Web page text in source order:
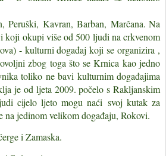
,Peruški, Kavran,Barban, Marčana. Na
koji okupi više od 500 ljudi na crkvenom
- kulturni događaj koji se organizira ,
zbog toga što se Krnica kao jedno
toliko ne bavi kulturnim događajima
je od ljeta 2009. počelo s Rakljanskim
cijelo ljeto mogu naći svoj kutak za
jedinom velikom događaju, Rokovi.
i Zamaska.